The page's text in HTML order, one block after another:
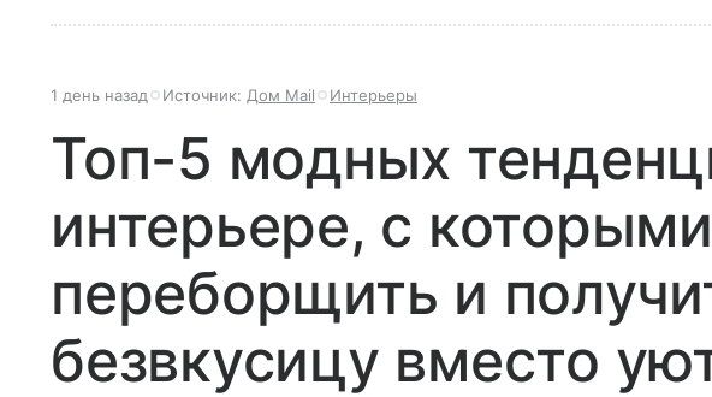
1 день назад Источник: Дом Mail Интерьеры
Топ-5 модных
интерьере, с
переборщить и
безвкусицу вместо